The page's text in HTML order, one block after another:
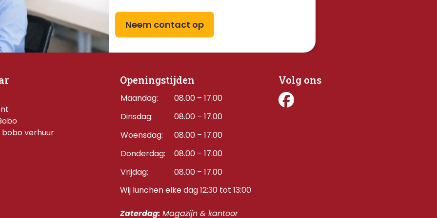
Neem contact op
verhuur
Openingstijden
Maandag:
08.00 – 17.00
Dinsdag:
08.00 – 17.00
Woensdag:
08.00 – 17.00
Donderdag: 08.00 – 17.00
Vrijdag:
08.00 – 17.00
Wij lunchen elke dag 12:30 tot 13:00
Zaterdag: Magazijn & kantoor
Volg ons